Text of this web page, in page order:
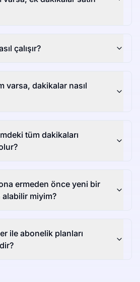
çalışır?
varsa, dakikalar nasıl
tüm dakikaları
ermeden önce yeni bir
alabilir miyim?
ile abonelik planları